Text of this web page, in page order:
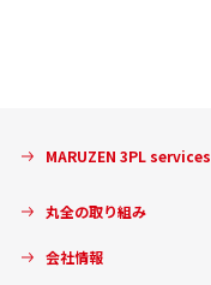
MARUZEN 3PL services
丸全の取り組み
会社情報